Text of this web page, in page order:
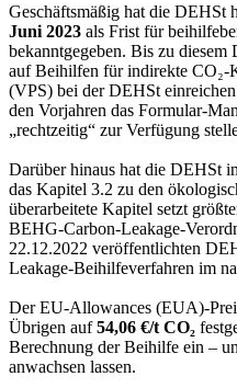
Geschäftsmäßig hat die DEHSt
Juni 2023 als Frist für
bekanntgegeben. Bis zu
auf Beihilfen für indirekte CO₂-
(VPS) bei der DEHSt
den Vorjahren das Formular-
„rechtzeitig“ zur Verfügung
Darüber hinaus hat die DEHSt
das Kapitel 3.2 zu den
überarbeitete Kapitel setzt
BEHG-Carbon-Leakage-
22.12.2022 veröffentlichten
Leakage-Beihilfeverfahren im
Der EU-Allowances (EUA)-
Übrigen auf54,06 €/t CO₂
Berechnung der Beihilfe ein –
anwachsen lassen.